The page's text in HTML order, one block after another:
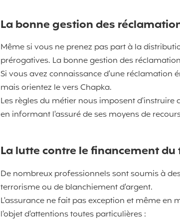
La bonne gestion des
Même si vous ne prenez pas part à la
prérogatives. La bonne gestion des
Si vous avez connaissance d'une réclamation
mais orientez le vers Chapka.
Les règles du métier nous imposent d'instruire
en informant l'assuré de ses moyens de
La lutte contre le financement
De nombreux professionnels sont soumis à
terrorisme ou de blanchiement d'argent.
L'assurance ne fait pas exception et même en
l'objet d'attentions toutes particulières :